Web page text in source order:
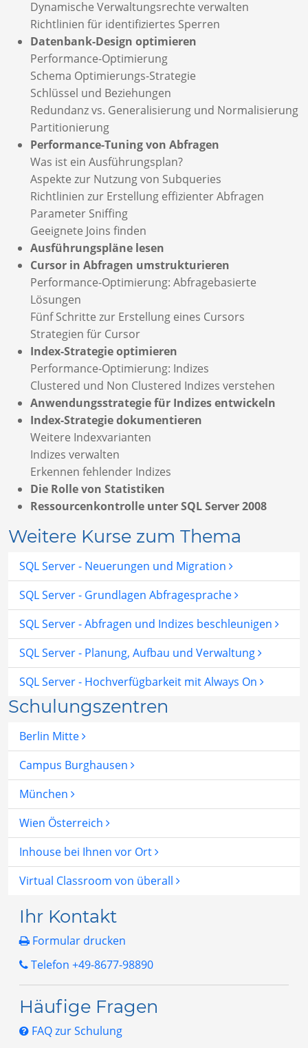
Dynamische Verwaltungsrechte verwalten
Richtlinien für identifiziertes Sperren
Datenbank-Design optimieren
Performance-Optimierung
Schema Optimierungs-Strategie
Schlüssel und Beziehungen
Redundanz vs. Generalisierung und Normalisierung
Partitionierung
Performance-Tuning von Abfragen
Was ist ein Ausführungsplan?
Aspekte zur Nutzung von Subqueries
Richtlinien zur Erstellung effizienter Abfragen
Parameter Sniffing
Geeignete Joins finden
Ausführungspläne lesen
Cursor in Abfragen umstrukturieren
Performance-Optimierung: Abfragebasierte
Lösungen
Fünf Schritte zur Erstellung eines Cursors
Strategien für Cursor
Index-Strategie optimieren
Performance-Optimierung: Indizes
Clustered und Non Clustered Indizes verstehen
Anwendungsstrategie für Indizes entwickeln
Index-Strategie dokumentieren
Weitere Indexvarianten
Indizes verwalten
Erkennen fehlender Indizes
Die Rolle von Statistiken
Ressourcenkontrolle unter SQL Server 2008
Weitere Kurse zum Thema
SQL Server - Neuerungen und Migration
SQL Server - Grundlagen Abfragesprache
SQL Server - Abfragen und Indizes beschleunigen
SQL Server - Planung, Aufbau und Verwaltung
SQL Server - Hochverfügbarkeit mit Always On
Schulungszentren
Berlin Mitte
Campus Burghausen
München
Wien Österreich
Inhouse bei Ihnen vor Ort
Virtual Classroom von überall
Ihr Kontakt
Formular drucken
Telefon +49-8677-98890
Häufige Fragen
FAQ zur Schulung